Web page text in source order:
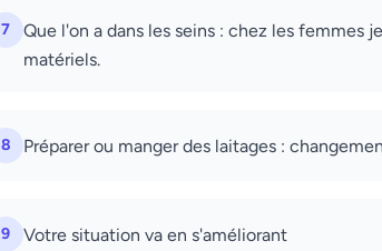
7
Que l'on a dans les seins : chez les femmes
matériels.
8 Préparer ou manger des laitages :
9 Votre situation va en s'améliorant